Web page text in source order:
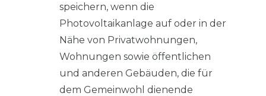
speichern, wenn die
Photovoltaikanlage auf oder in der
Nähe von Privatwohnungen,
Wohnungen sowie öffentlichen
und anderen Gebäuden, die für
dem Gemeinwohl dienende